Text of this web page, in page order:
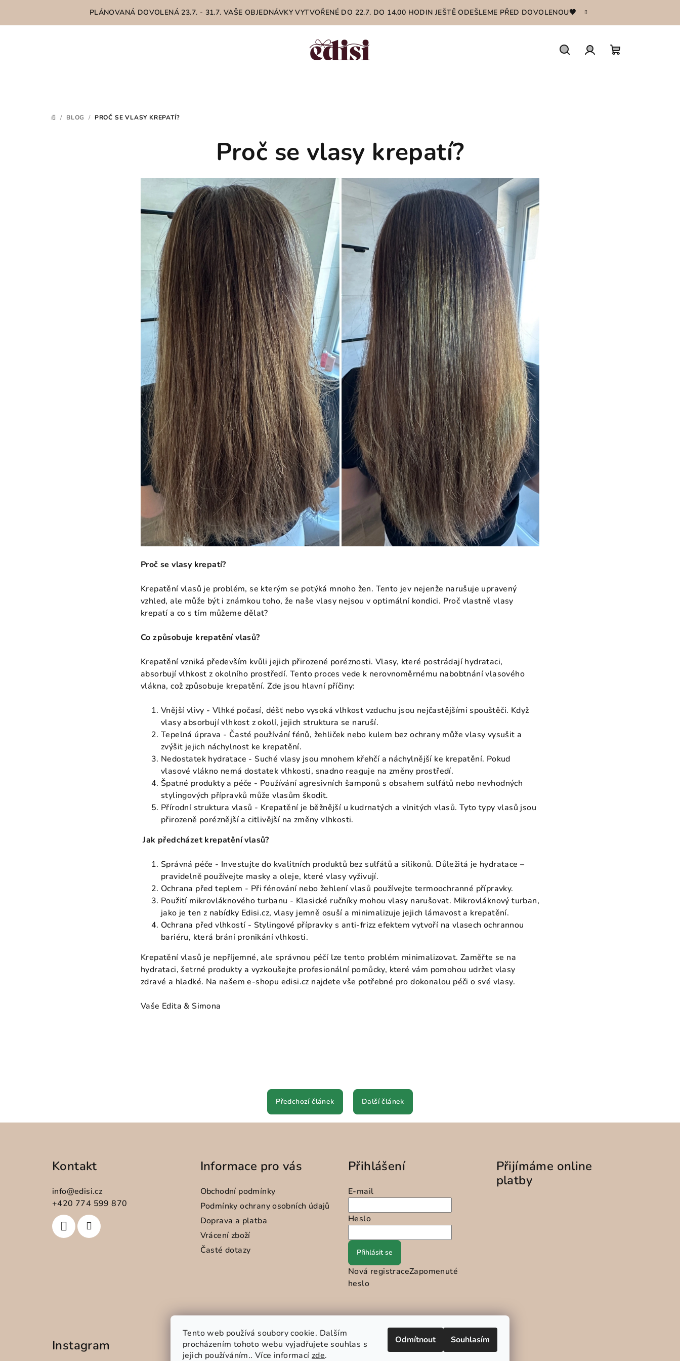
Tento web používá soubory cookie. Dalším
procházením tohoto webu vyjadřujete souhlas s
jejich používáním.. Více informací zde.
Odmítnout Souhlasím
PLÁNOVANÁ DOVOLENÁ 23.7. - 31.7. VAŠE OBJEDNÁVKY VYTVOŘENÉ DO 22.7. DO 14.00 HODIN JEŠTĚ ODEŠLEME PŘED DOVOLENOU🤎
DOMŮ
/ BLOG / PROČ SE VLASY KREPATÍ?
Proč se vlasy krepatí?
Proč se vlasy krepatí?
Krepatění vlasů je problém, se kterým se potýká mnoho žen. Tento jev nejenže narušuje upravený
vzhled, ale může být i známkou toho, že naše vlasy nejsou v optimální kondici. Proč vlastně vlasy
krepatí a co s tím můžeme dělat?
Co způsobuje krepatění vlasů?
Krepatění vzniká především kvůli jejich přirozené poréznosti. Vlasy, které postrádají hydrataci,
absorbují vlhkost z okolního prostředí. Tento proces vede k nerovnoměrnému nabobtnání vlasového
vlákna, což způsobuje krepatění. Zde jsou hlavní příčiny:
Vnější vlivy - Vlhké počasí, déšť nebo vysoká vlhkost vzduchu jsou nejčastějšími spouštěči. Když
vlasy absorbují vlhkost z okolí, jejich struktura se naruší.
Tepelná úprava - Časté používání fénů, žehliček nebo kulem bez ochrany může vlasy vysušit a
zvýšit jejich náchylnost ke krepatění.
Nedostatek hydratace - Suché vlasy jsou mnohem křehčí a náchylnější ke krepatění. Pokud
vlasové vlákno nemá dostatek vlhkosti, snadno reaguje na změny prostředí.
Špatné produkty a péče - Používání agresivních šamponů s obsahem sulfátů nebo nevhodných
stylingových přípravků může vlasům škodit.
Přírodní struktura vlasů - Krepatění je běžnější u kudrnatých a vlnitých vlasů. Tyto typy vlasů jsou
přirozeně poréznější a citlivější na změny vlhkosti.
Jak předcházet krepatění vlasů?
Správná péče - Investujte do kvalitních produktů bez sulfátů a silikonů. Důležitá je hydratace –
pravidelně používejte masky a oleje, které vlasy vyživují.
Ochrana před teplem - Při fénování nebo žehlení vlasů používejte termoochranné přípravky.
Použití mikrovláknového turbanu - Klasické ručníky mohou vlasy narušovat. Mikrovláknový turban,
jako je ten z nabídky Edisi.cz, vlasy jemně osuší a minimalizuje jejich lámavost a krepatění.
Ochrana před vlhkostí - Stylingové přípravky s anti-frizz efektem vytvoří na vlasech ochrannou
bariéru, která brání pronikání vlhkosti.
Krepatění vlasů je nepříjemné, ale správnou péčí lze tento problém minimalizovat. Zaměřte se na
hydrataci, šetrné produkty a vyzkoušejte profesionální pomůcky, které vám pomohou udržet vlasy
zdravé a hladké. Na našem e-shopu edisi.cz najdete vše potřebné pro dokonalou péči o své vlasy.
Vaše Edita & Simona
Předchozí článek Další článek
Kontakt
info@edisi.cz
+420 774 599 870
Informace pro vás
Obchodní podmínky
Podmínky ochrany osobních údajů
Doprava a platba
Vrácení zboží
Časté dotazy
Přihlášení
E-mail
Heslo
Přihlásit se
Nová registraceZapomenuté
heslo
Přijímáme online
platby
Instagram